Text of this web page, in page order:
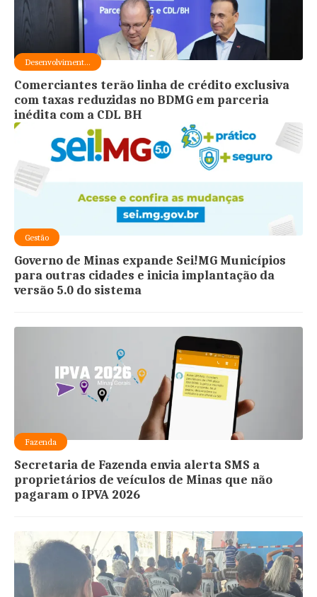
Desenvolviment...
Comerciantes terão linha de crédito exclusiva
com taxas reduzidas no BDMG em parceria
inédita com a CDL BH
Gestão
Governo de Minas expande Sei!MG Municípios
para outras cidades e inicia implantação da
versão 5.0 do sistema
Fazenda
Secretaria de Fazenda envia alerta SMS a
proprietários de veículos de Minas que não
pagaram o IPVA 2026